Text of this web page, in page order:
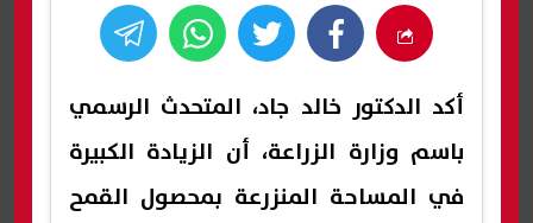
أكد الدكتور خالد جاد، المتحدث الرسمي
باسم وزارة الزراعة، أن الزيادة الكبيرة
في المساحة المنزرعة بمحصول القمح